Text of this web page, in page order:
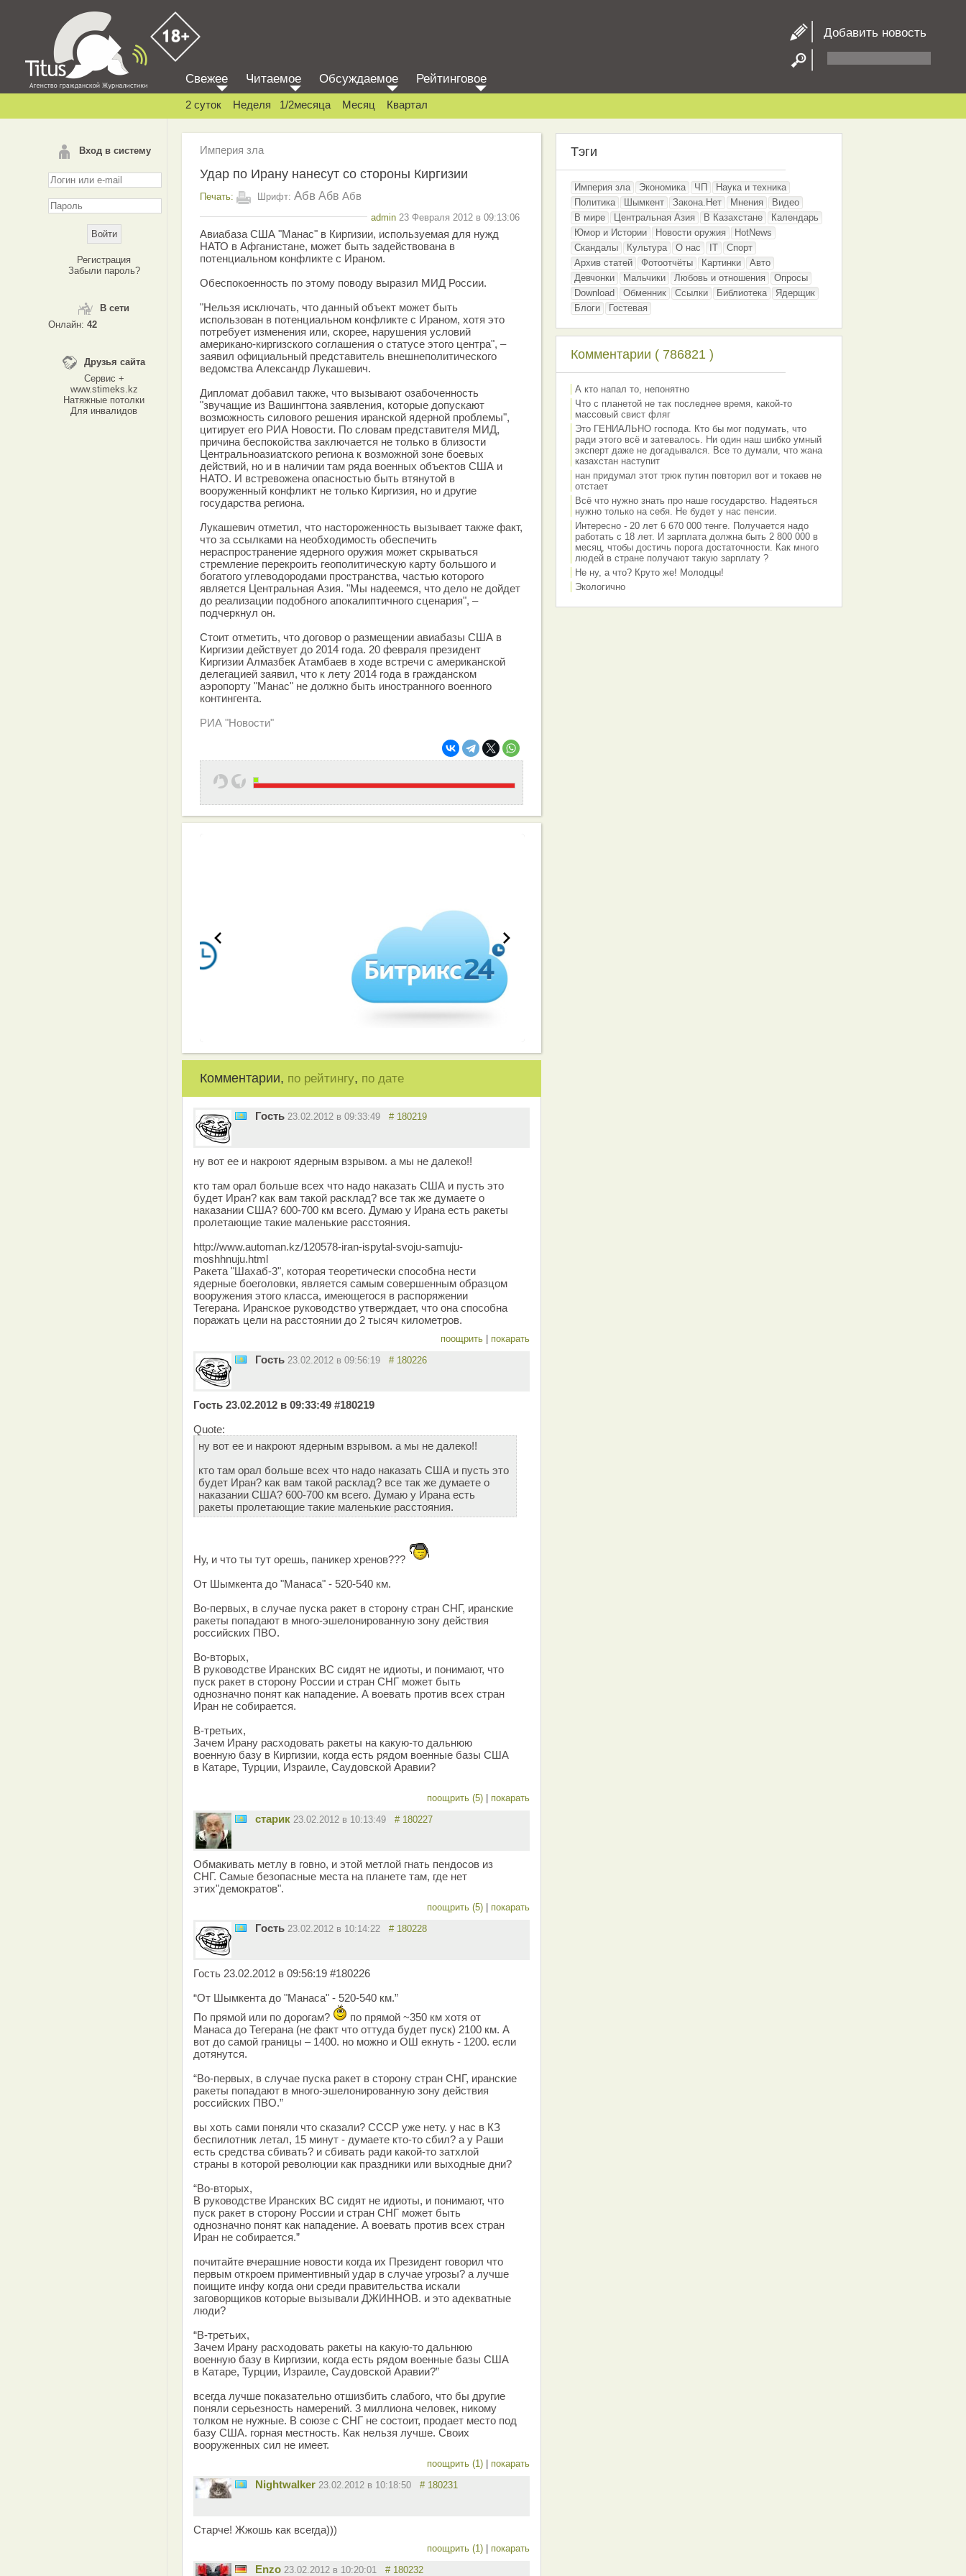
Добавить новость
Вход в систему
Регистрация
Забыли пароль?
В сети
Онлайн: 42
Друзья сайта
Сервис +
www.stimeks.kz
Натяжные потолки
Для инвалидов
Свежее Читаемое Обсуждаемое Рейтинговое
2 суток Неделя 1/2месяца Месяц Квартал
Империя зла
Удар по Ирану нанесут со стороны Киргизии
Печать: Шрифт: Абв Абв Абв
admin 23 Февраля 2012 в 09:13:06
Авиабаза США "Манас" в Киргизии, используемая для нужд
НАТО в Афганистане, может быть задействована в
потенциальном конфликте с Ираном.
Обеспокоенность по этому поводу выразил МИД России.
"Нельзя исключать, что данный объект может быть
использован в потенциальном конфликте с Ираном, хотя это
потребует изменения или, скорее, нарушения условий
американо-киргизского соглашения о статусе этого центра", –
заявил официальный представитель внешнеполитического
ведомства Александр Лукашевич.
Дипломат добавил также, что вызывают озабоченность
"звучащие из Вашингтона заявления, которые допускают
возможность силового решения иранской ядерной проблемы",
цитирует его РИА Новости. По словам представителя МИД,
причина беспокойства заключается не только в близости
Центральноазиатского региона к возможной зоне боевых
действий, но и в наличии там ряда военных объектов США и
НАТО. И встревожена опасностью быть втянутой в
вооруженный конфликт не только Киргизия, но и другие
государства региона.
Лукашевич отметил, что настороженность вызывает также факт,
что за ссылками на необходимость обеспечить
нераспространение ядерного оружия может скрываться
стремление перекроить геополитическую карту большого и
богатого углеводородами пространства, частью которого
является Центральная Азия. "Мы надеемся, что дело не дойдет
до реализации подобного апокалиптичного сценария", –
подчеркнул он.
Стоит отметить, что договор о размещении авиабазы США в
Киргизии действует до 2014 года. 20 февраля президент
Киргизии Алмазбек Атамбаев в ходе встречи с американской
делегацией заявил, что к лету 2014 года в гражданском
аэропорту "Манас" не должно быть иностранного военного
контингента.
РИА "Новости"
Комментарии, по рейтингу, по дате
Гость 23.02.2012 в 09:33:49 # 180219
ну вот ее и накроют ядерным взрывом. а мы не далеко!!
кто там орал больше всех что надо наказать США и пусть это
будет Иран? как вам такой расклад? все так же думаете о
наказании США? 600-700 км всего. Думаю у Ирана есть ракеты
пролетающие такие маленькие расстояния.
http://www.automan.kz/120578-iran-ispytal-svoju-samuju-
moshhnuju.html
Ракета "Шахаб-3", которая теоретически способна нести
ядерные боеголовки, является самым совершенным образцом
вооружения этого класса, имеющегося в распоряжении
Тегерана. Иранское руководство утверждает, что она способна
поражать цели на расстоянии до 2 тысяч километров.
поощрить покарать
Гость 23.02.2012 в 09:56:19 # 180226
Гость 23.02.2012 в 09:33:49 #180219
Quote:
ну вот ее и накроют ядерным взрывом. а мы не далеко!!
кто там орал больше всех что надо наказать США и пусть это
будет Иран? как вам такой расклад? все так же думаете о
наказании США? 600-700 км всего. Думаю у Ирана есть
ракеты пролетающие такие маленькие расстояния.
Ну, и что ты тут орешь, паникер хренов???
От Шымкента до "Манаса" - 520-540 км.
Во-первых, в случае пуска ракет в сторону стран СНГ, иранские
ракеты попадают в много-эшелонированную зону действия
российских ПВО.
Во-вторых,
В руководстве Иранских ВС сидят не идиоты, и понимают, что
пуск ракет в сторону России и стран СНГ может быть
однозначно понят как нападение. А воевать против всех стран
Иран не собирается.
В-третьих,
Зачем Ирану расходовать ракеты на какую-то дальнюю
военную базу в Киргизии, когда есть рядом военные базы США
в Катаре, Турции, Израиле, Саудовской Аравии?
поощрить (5) покарать
старик 23.02.2012 в 10:13:49 # 180227
Обмакивать метлу в говно, и этой метлой гнать пендосов из
СНГ. Самые безопасные места на планете там, где нет
этих"демократов".
поощрить (5) покарать
Гость 23.02.2012 в 10:14:22 # 180228
Гость 23.02.2012 в 09:56:19 #180226
“От Шымкента до "Манаса" - 520-540 км.”
По прямой или по дорогам?
по прямой ~350 км хотя от
Манаса до Тегерана (не факт что оттуда будет пуск) 2100 км. А
вот до самой границы – 1400. но можно и ОШ екнуть - 1200. если
дотянутся.
“Во-первых, в случае пуска ракет в сторону стран СНГ, иранские
ракеты попадают в много-эшелонированную зону действия
российских ПВО.”
вы хоть сами поняли что сказали? СССР уже нету. у нас в КЗ
беспилотник летал, 15 минут - думаете кто-то сбил? а у Раши
есть средства сбивать? и сбивать ради какой-то затхлой
страны в которой революции как праздники или выходные дни?
“Во-вторых,
В руководстве Иранских ВС сидят не идиоты, и понимают, что
пуск ракет в сторону России и стран СНГ может быть
однозначно понят как нападение. А воевать против всех стран
Иран не собирается.”
почитайте вчерашние новости когда их Президент говорил что
первым откроем приментивный удар в случае угрозы? а лучше
поищите инфу когда они среди правительства искали
заговорщиков которые вызывали ДЖИННОВ. и это адекватные
люди?
“В-третьих,
Зачем Ирану расходовать ракеты на какую-то дальнюю
военную базу в Киргизии, когда есть рядом военные базы США
в Катаре, Турции, Израиле, Саудовской Аравии?”
всегда лучше показательно отшизбить слабого, что бы другие
поняли серьезность намерений. 3 миллиона человек, никому
толком не нужные. В союзе с СНГ не состоит, продает место под
базу США. горная местность. Как нельзя лучше. Своих
вооруженных сил не имеет.
поощрить (1) покарать
Nightwalker 23.02.2012 в 10:18:50 # 180231
Старче! Жжошь как всегда)))
поощрить (1) покарать
Enzo 23.02.2012 в 10:20:01 # 180232
Тэги
Империя зла Экономика ЧП
Наука и техника
Политика
Шымкент Закона.Нет Мнения
Видео
В мире
Центральная Азия В Казахстане
Календарь
Юмор и Истории
Новости оружия
HotNews
Скандалы
Культура О нас IT
Спорт
Архив статей
Фотоотчёты Картинки
Авто
Девчонки
Мальчики Любовь и отношения
Опросы
Download
Обменник Ссылки Библиотека
Ядерщик
Блоги
Гостевая
Комментарии ( 786821 )
А кто напал то, непонятно
Что с планетой не так последнее время, какой-то
массовый свист фляг
Это ГЕНИАЛЬНО господа. Кто бы мог подумать, что
ради этого всё и затевалось. Ни один наш шибко умный
эксперт даже не догадывался. Все то думали, что жана
казахстан наступит
нан придумал этот трюк путин повторил вот и токаев не
отстает
Всё что нужно знать про наше государство. Надеяться
нужно только на себя. Не будет у нас пенсии.
Интересно - 20 лет 6 670 000 тенге. Получается надо
работать с 18 лет. И зарплата должна быть 2 800 000 в
месяц, чтобы достичь порога достаточности. Как много
людей в стране получают такую зарплату ?
Не ну, а что? Круто же! Молодцы!
Экологично